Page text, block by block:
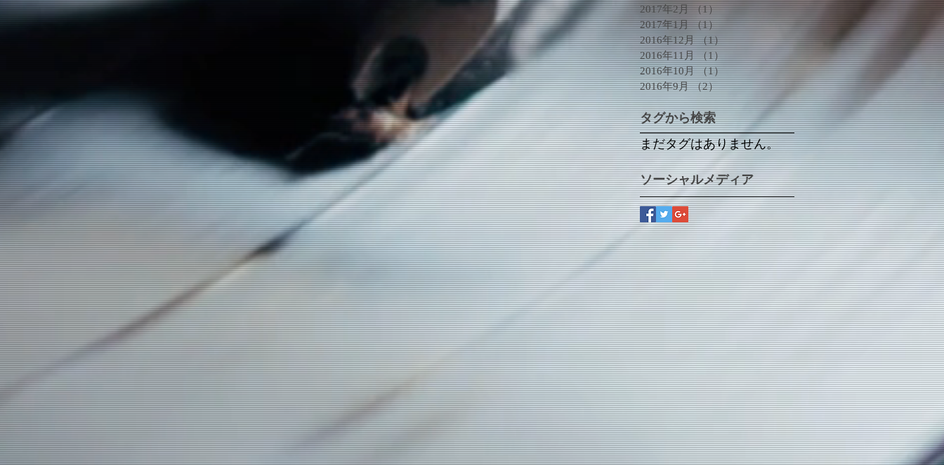
2017年2月 （1）1件の記事
2017年1月 （1）1件の記事
2016年12月 （1）1件の記事
2016年11月 （1）1件の記事
2016年10月 （1）1件の記事
2016年9月 （2）2件の記事
タグから検索
まだタグはありません。
ソーシャルメディア